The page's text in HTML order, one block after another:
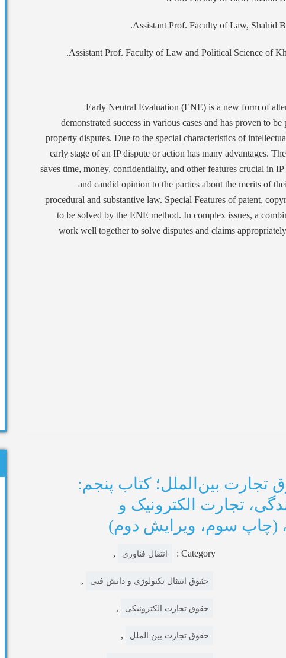
Early Neutral Evaluation (ENE) is a new form of
demonstrated success in various cases and has proven to
property disputes. Due to the special characteristics of
early stage of an IP dispute or action has many advantages.
saves time, money, confidentiality, and other features crucial in
and candid opinion to the parties about the merits of
procedural and substantive law. Special Features of patent,
to be solved by the ENE method. In complex issues, a
work well together to solve disputes and claims
تجارت بین‌الملل؛ کتاب پنجم:
تجارت الکترونیک و
(چاپ سوم، ویرایش دوم)
Category : انتقال فناوری ,
حقوق انتقال تکنولوژی و دانش فنی ,
حقوق تجارت الکترونیکی ,
حقوق تجارت بین الملل ,